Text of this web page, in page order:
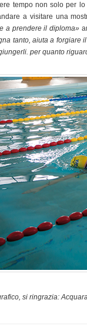
tempo non solo per
a visitare una
a prendere il diploma»
tanto, aiuta a forgiare
per quanto
si ringrazia: